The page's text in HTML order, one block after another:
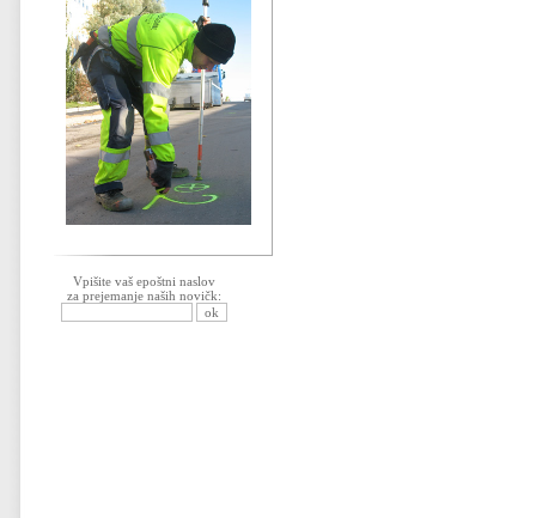
Vpišite vaš epoštni naslov
za prejemanje naših novičk: